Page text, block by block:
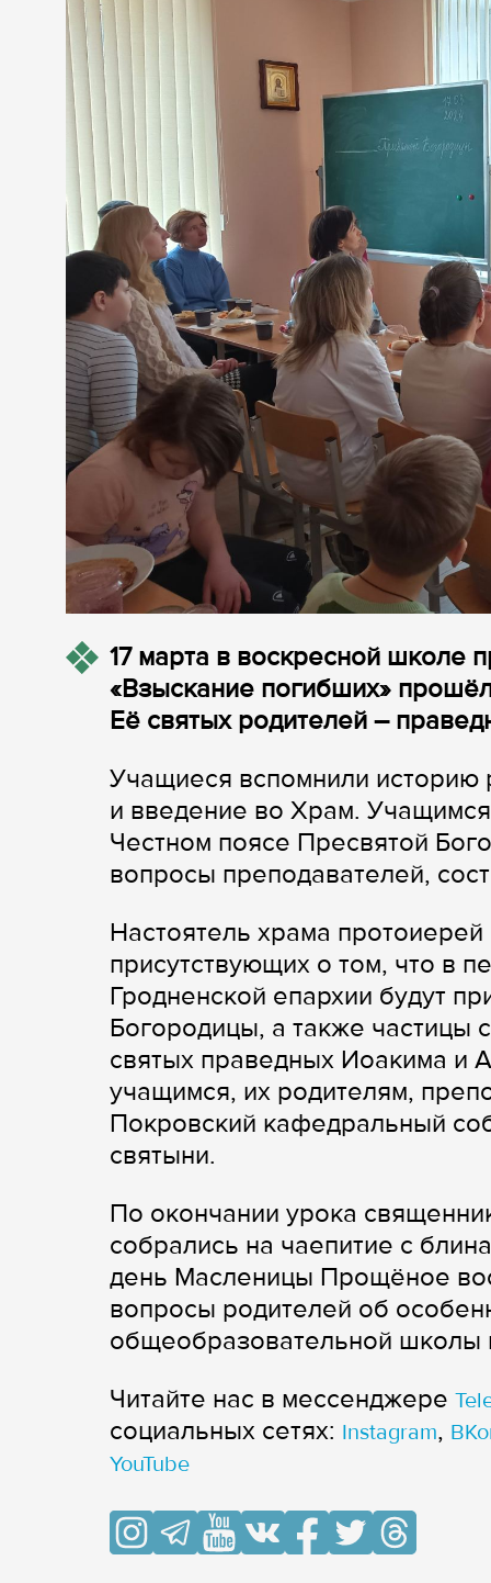
17 марта в воскресной школе
«Взыскание погибших»
Её святых родителей –
Учащиеся вспомнили историю
и введение во Храм.
Честном поясе Пресвятой
вопросы преподавателей,
Настоятель храма
присутствующих о том, что в
Гродненской епархии будут
Богородицы, а также
святых праведных Иоакима и
учащимся, их родителям,
Покровский кафедральный
святыни.
По окончании урока
собрались на чаепитие с
день Масленицы Прощёное
вопросы родителей об
общеобразовательной школы
Читайте нас в мессенджере
cоциальных сетях: Instagram,
YouTube